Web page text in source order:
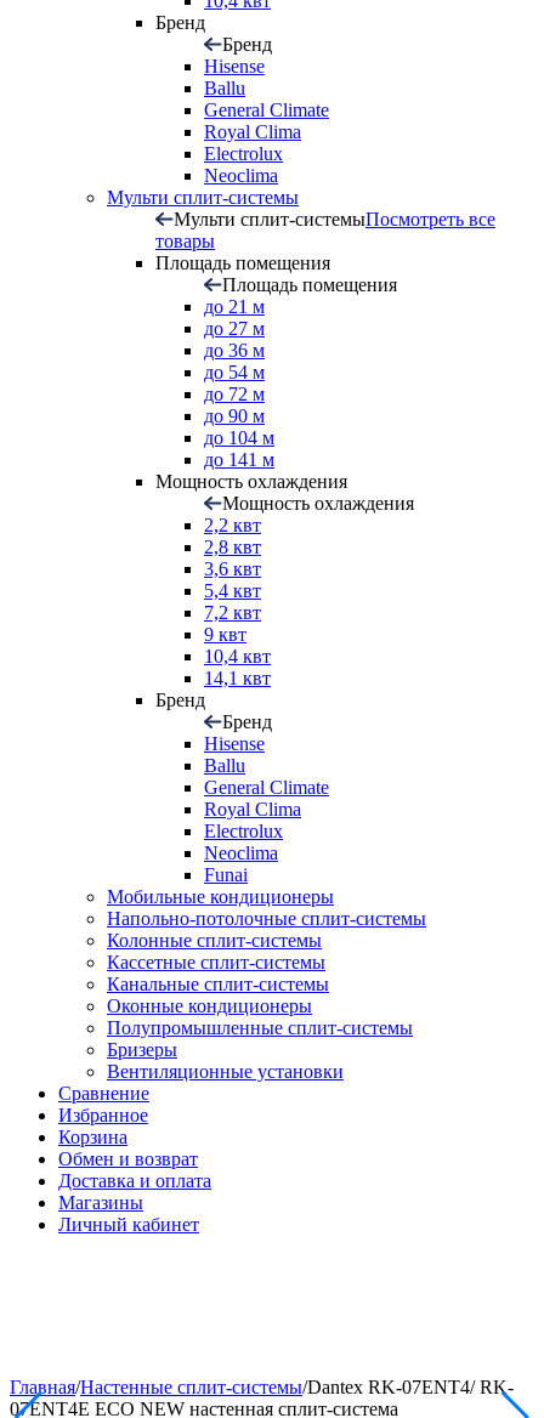
Бренд
Бренд
Hisense
Ballu
General Climate
Royal Clima
Electrolux
Neoclima
Мульти сплит-системы
Мульти сплит-системыПосмотреть все
товары
Площадь помещения
Площадь помещения
до 21 м
до 27 м
до 36 м
до 54 м
до 72 м
до 90 м
до 104 м
до 141 м
Мощность охлаждения
Мощность охлаждения
2,2 квт
2,8 квт
3,6 квт
5,4 квт
7,2 квт
9 квт
10,4 квт
14,1 квт
Бренд
Бренд
Hisense
Ballu
General Climate
Royal Clima
Electrolux
Neoclima
Funai
Мобильные кондиционеры
Напольно-потолоч​ные ​сплит-системы
Колонные ​​сплит-системы
Кассетные сплит-системы
Канальные сплит-системы
Оконные кондиционеры
Полупромышленные сплит-системы
Бризеры
Вентиляционные установки
Сравнение
Избранное
Корзина
Обмен и возврат
Доставка и оплата
Магазины
Личный кабинет
Главная/Настенные сплит-системы/Dantex RK-07ENT4/ RK-
07ENT4E ECO NEW настенная сплит-система